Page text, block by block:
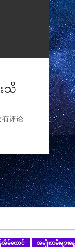
သိ
有评论
အိမ်ထောင် အမျိုးသမီးများနေ့